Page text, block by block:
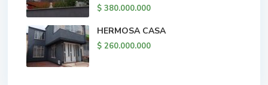
$ 380.000.000
HERMOSA CASA
$ 260.000.000